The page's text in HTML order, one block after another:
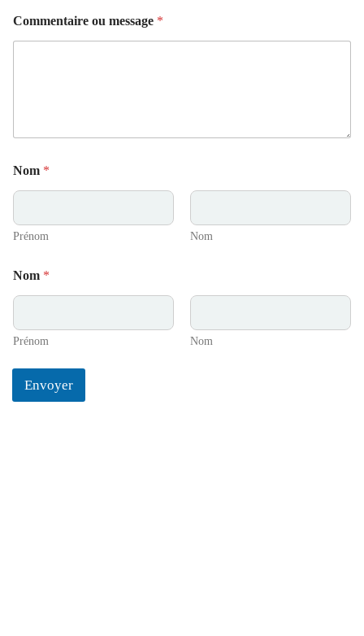
Commentaire ou message *
Nom *
Prénom Nom
Nom *
Prénom Nom
Envoyer